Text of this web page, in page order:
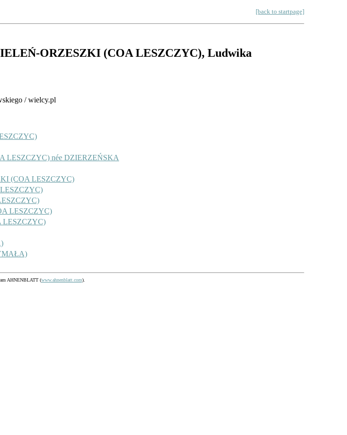
[back to startpage]
ORZESZKI (COA LESZCZYC), Ludwika
/ wielcy.pl
LESZCZYC) née DZIERZEŃSKA
(COA LESZCZYC)
LESZCZYC)
LESZCZYC)
AHNENBLATT (www.ahnenblatt.com).